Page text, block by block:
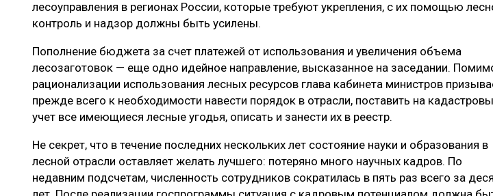
лесоуправления в регионах России, которые требуют укрепления, с их помощью
контроль и надзор должны быть усилены.
Пополнение бюджета за счет платежей от использования и увеличения объема
лесозаготовок — еще одно идейное направление, высказанное на заседании.
рационализации использования лесных ресурсов глава кабинета министров
прежде всего к необходимости навести порядок в отрасли, поставить на
учет все имеющиеся лесные угодья, описать и занести их в реестр.
Не секрет, что в течение последних нескольких лет состояние науки и образования в
лесной отрасли оставляет желать лучшего: потеряно много научных кадров. По
недавним подсчетам, численность сотрудников сократилась в пять раз всего за